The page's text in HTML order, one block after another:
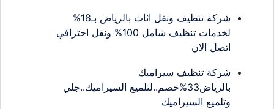
شركة تنظيف ونقل اثاث بالرياض بـ18%
لخدمات تنظيف شامل 100% ونقل احترافي
اتصل الان
شركة تنظيف سيراميك
بالرياض33%خصم..لتلميع السيراميك..جلي
وتلميع السيراميك